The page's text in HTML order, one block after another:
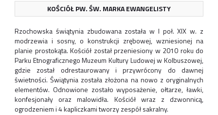
KOŚCIÓŁ PW. ŚW. MARKA EWANGELISTY
Rzochowska świątynia zbudowana została w I poł. XIX w. z
modrzewia i sosny, o konstrukcji zrębowej, wzniesionej na
planie prostokąta. Kościół został przeniesiony w 2010 roku do
Parku Etnograficznego Muzeum Kultury Ludowej w Kolbuszowej,
gdzie został odrestaurowany i przywrócony do dawnej
świetności. Świątynia została złożona na nowo z oryginalnych
elementów. Odnowione zostało wyposażenie, ołtarze, ławki,
konfesjonały oraz malowidła. Kościół wraz z dzwonnicą,
ogrodzeniem i 4 kapliczkami tworzy zespół sakralny.